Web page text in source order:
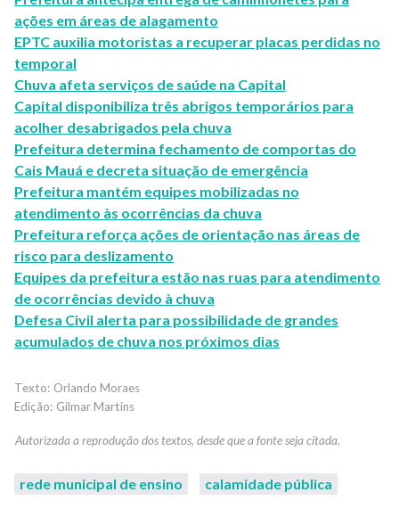
ações em áreas de alagamento
EPTC auxilia motoristas a recuperar placas perdidas no
temporal
Chuva afeta serviços de saúde na Capital
Capital disponibiliza três abrigos temporários para
acolher desabrigados pela chuva
Prefeitura determina fechamento de comportas do
Cais Mauá e decreta situação de emergência
Prefeitura mantém equipes mobilizadas no
atendimento às ocorrências da chuva
Prefeitura reforça ações de orientação nas áreas de
risco para deslizamento
Equipes da prefeitura estão nas ruas para atendimento
de ocorrências devido à chuva
Defesa Civil alerta para possibilidade de grandes
acumulados de chuva nos próximos dias
Orlando Moraes
Gilmar Martins
rede municipal de ensino calamidade pública